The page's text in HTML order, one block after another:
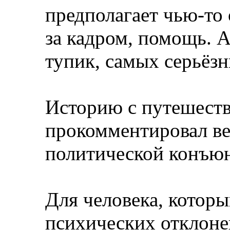
предполагает чью-
за кадром, помощь. А
тупик, самых
Историю с
прокомментировал
политической
Для человека,
психических